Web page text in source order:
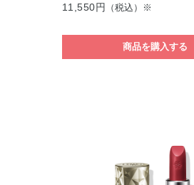
11,550円 （税込）※
商品を購入する